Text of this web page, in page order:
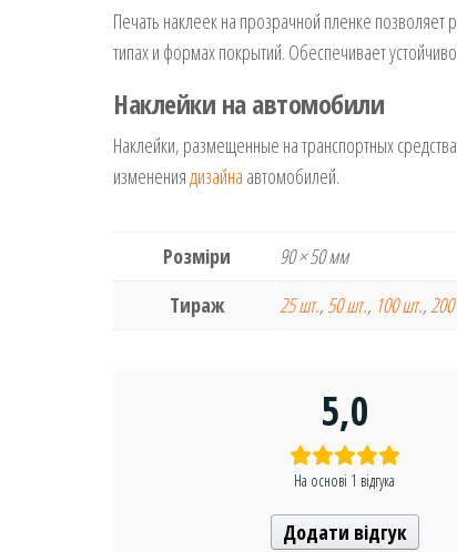
Печать наклеек на прозрачной пленке
типах и формах покрытий. Обеспечивает
Наклейки на автомобили
Наклейки, размещенные на транспортных
изменениядизайна автомобилей.
Розміри
90 × 50 мм
Тираж
25 шт., 50 шт., 100 шт.,
5,0
На основі 1 відгука
Додати відгук